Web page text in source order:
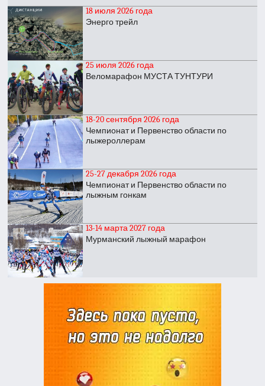
18 июля 2026 года
Энерго трейл
25 июля 2026 года
Веломарафон МУСТА ТУНТУРИ
18-20 сентября 2026 года
Чемпионат и Первенство области по
лыжероллерам
25-27 декабря 2026 года
Чемпионат и Первенство области по
лыжным гонкам
13-14 марта 2027 года
Мурманский лыжный марафон